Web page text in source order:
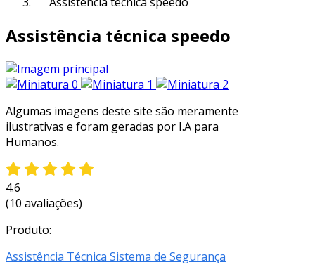
Assistência técnica speedo
Algumas imagens deste site são meramente
ilustrativas e foram geradas por I.A para
Humanos.
4.6
(10 avaliações)
Produto:
Assistência Técnica Sistema de Segurança